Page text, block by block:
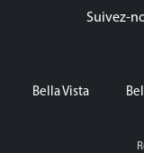
Suivez-
Bella Vista